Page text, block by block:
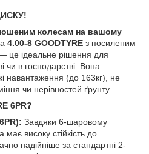
колесам на вашому
4.00-8 GOODTYRE з посиленим
це ідеальне рішення для
чи в господарстві. Вона
навантаження (до 163кг), не
чи нерівностей ґрунту.
6PR?
Завдяки 6-шаровому
високу стійкість до
надійніше за стандартні 2-